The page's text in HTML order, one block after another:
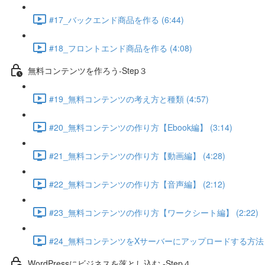
#17_バックエンド商品を作る (6:44)
#18_フロントエンド商品を作る (4:08)
無料コンテンツを作ろう-Step３
#19_無料コンテンツの考え方と種類 (4:57)
#20_無料コンテンツの作り方【Ebook編】 (3:14)
#21_無料コンテンツの作り方【動画編】 (4:28)
#22_無料コンテンツの作り方【音声編】 (2:12)
#23_無料コンテンツの作り方【ワークシート編】 (2:22)
#24_無料コンテンツをXサーバーにアップロードする方